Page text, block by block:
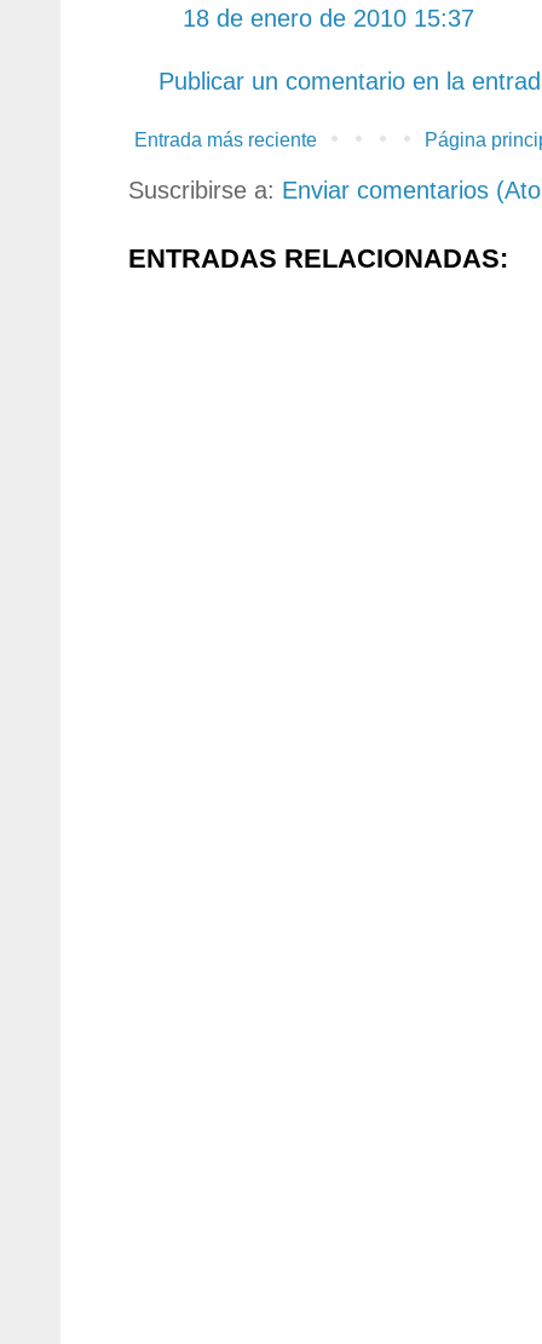
18 de enero de 2010 15:37
Publicar un comentario en la
Entrada más reciente Página
Suscribirse a: Enviar comentarios
ENTRADAS RELACIONADAS: